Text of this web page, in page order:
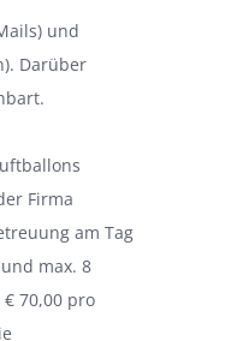
und
Darüber
Firma
am Tag
max. 8
70,00 pro